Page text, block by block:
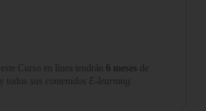
Curso en línea tendrán 6 meses de
y todos sus contenidos E-learning.